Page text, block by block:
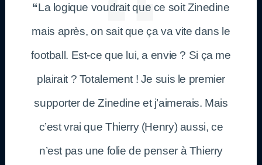
“La logique voudrait que ce soit Zinedine
mais après, on sait que ça va vite dans le
football. Est-ce que lui, a envie ? Si ça me
plairait ? Totalement ! Je suis le premier
supporter de Zinedine et j’aimerais. Mais
c’est vrai que Thierry (Henry) aussi, ce
n’est pas une folie de penser à Thierry